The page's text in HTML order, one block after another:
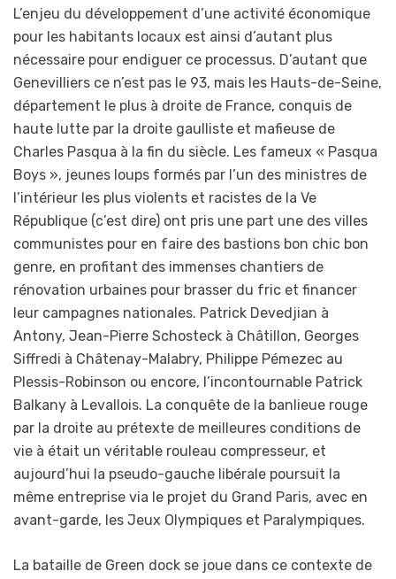
L’enjeu du développement d’une activité économique
pour les habitants locaux est ainsi d’autant plus
nécessaire pour endiguer ce processus. D’autant que
Genevilliers ce n’est pas le 93, mais les Hauts-de-Seine,
département le plus à droite de France, conquis de
haute lutte par la droite gaulliste et mafieuse de
Charles Pasqua à la fin du siècle. Les fameux « Pasqua
Boys », jeunes loups formés par l’un des ministres de
l’intérieur les plus violents et racistes de la Ve
République (c’est dire) ont pris une part une des villes
communistes pour en faire des bastions bon chic bon
genre, en profitant des immenses chantiers de
rénovation urbaines pour brasser du fric et financer
leur campagnes nationales. Patrick Devedjian à
Antony, Jean-Pierre Schosteck à Châtillon, Georges
Siffredi à Châtenay-Malabry, Philippe Pémezec au
Plessis-Robinson ou encore, l’incontournable Patrick
Balkany à Levallois. La conquête de la banlieue rouge
par la droite au prétexte de meilleures conditions de
vie à était un véritable rouleau compresseur, et
aujourd’hui la pseudo-gauche libérale poursuit la
même entreprise via le projet du Grand Paris, avec en
avant-garde, les Jeux Olympiques et Paralympiques.
La bataille de Green dock se joue dans ce contexte de